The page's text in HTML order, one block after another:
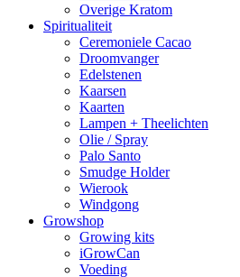
Overige Kratom
Spiritualiteit
Ceremoniele Cacao
Droomvanger
Edelstenen
Kaarsen
Kaarten
Lampen + Theelichten
Olie / Spray
Palo Santo
Smudge Holder
Wierook
Windgong
Growshop
Growing kits
iGrowCan
Voeding